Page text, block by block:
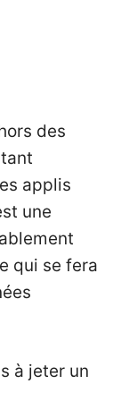
des
applis
une
qui se fera
à jeter un